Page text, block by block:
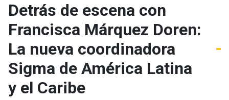
Detrás de escena con
Francisca Márquez Doren:
La nueva coordinadora
Sigma de América Latina
y el Caribe